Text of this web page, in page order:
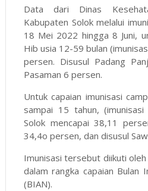
Data dari Dinas
Kabupaten Solok melalui
18 Mei 2022 hingga 8 Juni,
Hib usia 12-59 bulan
persen. Disusul Padang
Pasaman 6 persen.
Untuk capaian imunisasi
sampai 15 tahun,
Solok mencapai 38,11
34,4o persen, dan disusul
Imunisasi tersebut diikuti
dalam rangka capaian Bulan
(BIAN).